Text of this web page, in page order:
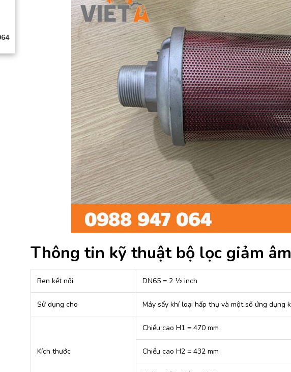
Thông tin kỹ thuật bộ lọc giảm
Ren kết nối DN65 = 2 ½ inch
Sử dụng cho Máy sấy khí loại hấp thụ và một số ứng dụng
Kích thước
Chiều cao H1 = 470 mm
Chiều cao H2 = 432 mm